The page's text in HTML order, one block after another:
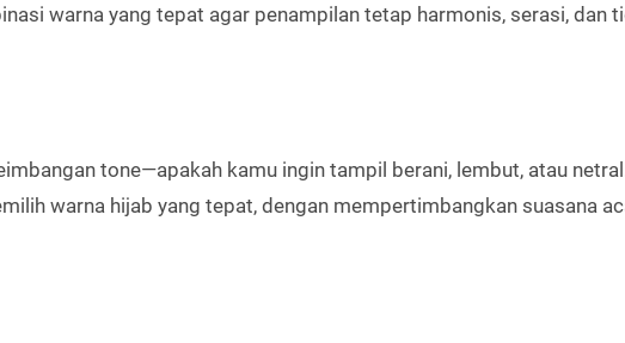
warna yang tepat agar penampilan tetap harmonis, serasi, dan
tone—apakah kamu ingin tampil berani, lembut, atau
warna hijab yang tepat, dengan mempertimbangkan suasana